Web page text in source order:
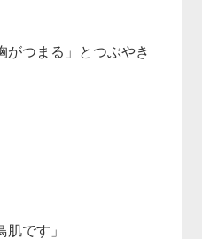
がつまる」とつぶやき
です」